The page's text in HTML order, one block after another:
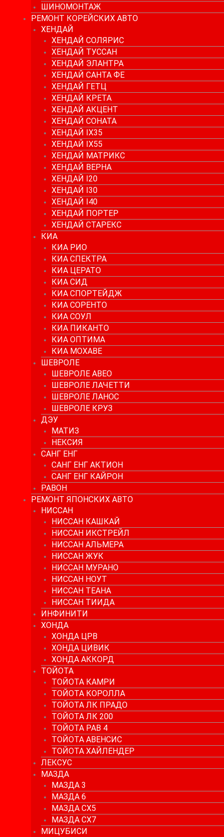
ШИНОМОНТАЖ
РЕМОНТ КОРЕЙСКИХ АВТО
ХЕНДАЙ
ХЕНДАЙ СОЛЯРИС
ХЕНДАЙ ТУССАН
ХЕНДАЙ ЭЛАНТРА
ХЕНДАЙ САНТА ФЕ
ХЕНДАЙ ГЕТЦ
ХЕНДАЙ КРЕТА
ХЕНДАЙ АКЦЕНТ
ХЕНДАЙ СОНАТА
ХЕНДАЙ IX35
ХЕНДАЙ IX55
ХЕНДАЙ МАТРИКС
ХЕНДАЙ ВЕРНА
ХЕНДАЙ I20
ХЕНДАЙ I30
ХЕНДАЙ I40
ХЕНДАЙ ПОРТЕР
ХЕНДАЙ СТАРЕКС
КИА
КИА РИО
КИА СПЕКТРА
КИА ЦЕРАТО
КИА СИД
КИА СПОРТЕЙДЖ
КИА СОРЕНТО
КИА СОУЛ
КИА ПИКАНТО
КИА ОПТИМА
КИА МОХАВЕ
ШЕВРОЛЕ
ШЕВРОЛЕ АВЕО
ШЕВРОЛЕ ЛАЧЕТТИ
ШЕВРОЛЕ ЛАНОС
ШЕВРОЛЕ КРУЗ
ДЭУ
МАТИЗ
НЕКСИЯ
САНГ ЕНГ
САНГ ЕНГ АКТИОН
САНГ ЕНГ КАЙРОН
РАВОН
РЕМОНТ ЯПОНСКИХ АВТО
НИССАН
НИССАН КАШКАЙ
НИССАН ИКСТРЕЙЛ
НИССАН АЛЬМЕРА
НИССАН ЖУК
НИССАН МУРАНО
НИССАН НОУТ
НИССАН ТЕАНА
НИССАН ТИИДА
ИНФИНИТИ
ХОНДА
ХОНДА ЦРВ
ХОНДА ЦИВИК
ХОНДА АККОРД
ТОЙОТА
ТОЙОТА КАМРИ
ТОЙОТА КОРОЛЛА
ТОЙОТА ЛК ПРАДО
ТОЙОТА ЛК 200
ТОЙОТА РАВ 4
ТОЙОТА АВЕНСИС
ТОЙОТА ХАЙЛЕНДЕР
ЛЕКСУС
МАЗДА
МАЗДА 3
МАЗДА 6
МАЗДА СХ5
МАЗДА СХ7
МИЦУБИСИ